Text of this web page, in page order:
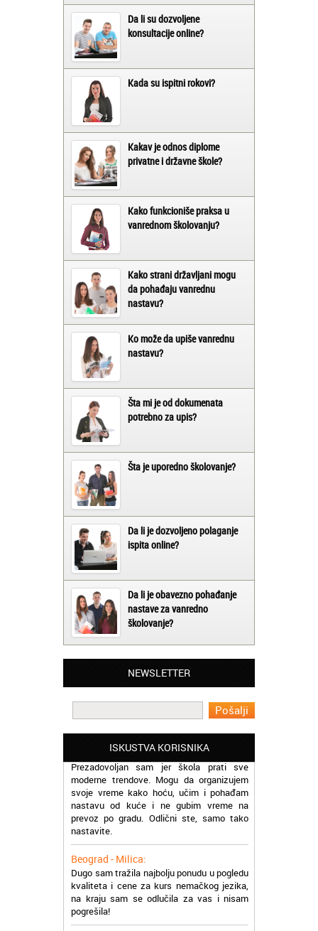
Da li su dozvoljene
konsultacije online?
Kada su ispitni rokovi?
Kakav je odnos diplome
privatne i državne škole?
Kako funkcioniše praksa u
vanrednom školovanju?
Kako strani državljani mogu
da pohađaju vanrednu
nastavu?
Ko može da upiše vanrednu
nastavu?
Šta mi je od dokumenata
potrebno za upis?
Šta je uporedno školovanje?
Da li je dozvoljeno polaganje
ispita online?
Da li je obavezno pohađanje
nastave za vanredno
školovanje?
NEWSLETTER
ISKUSTVA KORISNIKA
Beograd - Slavica:
Završila sam kurs rumunskog jezika kod
Prezadovoljan sam jer škola prati sve
moderne trendove. Mogu da organizujem
svoje vreme kako hoću, učim i pohađam
nastavu od kuće i ne gubim vreme na
prevoz po gradu. Odlični ste, samo tako
nastavite.
Beograd - Milica:
Dugo sam tražila najbolju ponudu u pogledu
kvaliteta i cene za kurs nemačkog jezika,
na kraju sam se odlučila za vas i nisam
pogrešila!
Čukarica - Svetlana: